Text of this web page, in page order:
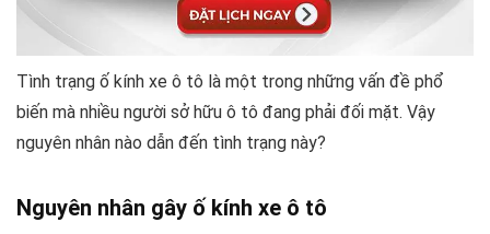
Tình trạng ố kính xe ô tô là một trong những vấn đề phổ
biến mà nhiều người sở hữu ô tô đang phải đối mặt. Vậy
nguyên nhân nào dẫn đến tình trạng này?
Nguyên nhân gây ố kính xe ô tô